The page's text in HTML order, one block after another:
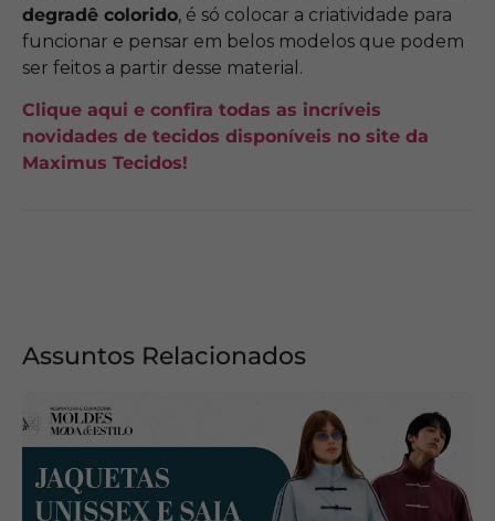
degradê colorido, é só colocar a criatividade para
funcionar e pensar em belos modelos que podem
ser feitos a partir desse material.
Clique aqui e confira todas as incríveis
novidades de tecidos disponíveis no site da
Maximus Tecidos!
Assuntos Relacionados